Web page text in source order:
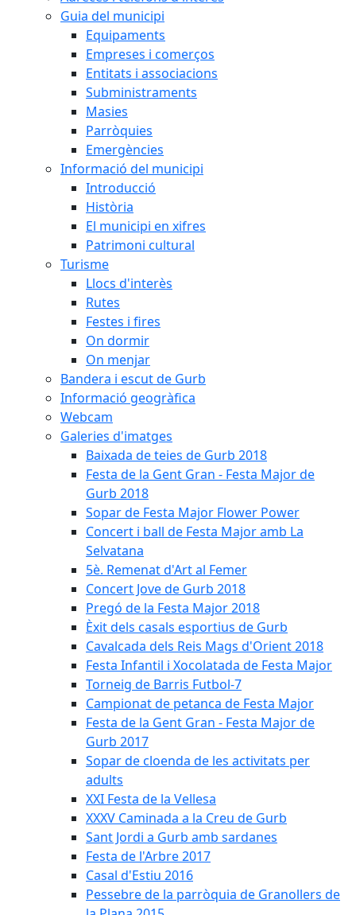
Guia del municipi
Equipaments
Empreses i comerços
Entitats i associacions
Subministraments
Masies
Parròquies
Emergències
Informació del municipi
Introducció
Història
El municipi en xifres
Patrimoni cultural
Turisme
Llocs d'interès
Rutes
Festes i fires
On dormir
On menjar
Bandera i escut de Gurb
Informació geogràfica
Webcam
Galeries d'imatges
Baixada de teies de Gurb 2018
Festa de la Gent Gran - Festa Major de
Gurb 2018
Sopar de Festa Major Flower Power
Concert i ball de Festa Major amb La
Selvatana
5è. Remenat d'Art al Femer
Concert Jove de Gurb 2018
Pregó de la Festa Major 2018
Èxit dels casals esportius de Gurb
Cavalcada dels Reis Mags d'Orient 2018
Festa Infantil i Xocolatada de Festa Major
Torneig de Barris Futbol-7
Campionat de petanca de Festa Major
Festa de la Gent Gran - Festa Major de
Gurb 2017
Sopar de cloenda de les activitats per
adults
XXI Festa de la Vellesa
XXXV Caminada a la Creu de Gurb
Sant Jordi a Gurb amb sardanes
Festa de l'Arbre 2017
Casal d'Estiu 2016
Pessebre de la parròquia de Granollers de